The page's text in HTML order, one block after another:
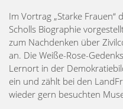
Im Vortrag „Starke Frauen“
Scholls Biographie
zum Nachdenken über
an. Die Weiße-Rose-
Lernort in der
ein und zählt bei den
wieder gern besuchten